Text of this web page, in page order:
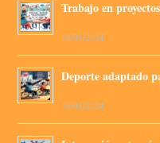
Trabajo en
16/01/2024
Deporte adaptado
16/01/2024